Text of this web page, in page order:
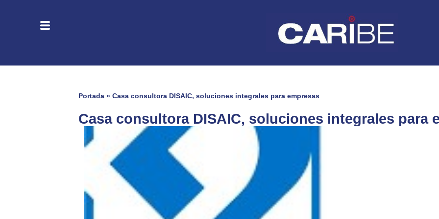
Portada » Casa consultora DISAIC, soluciones integrales para empresas
Casa consultora DISAIC, soluciones integrales para